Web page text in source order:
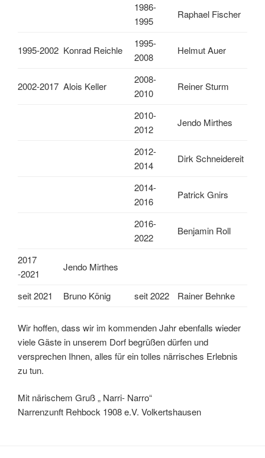
1986-
1995
Raphael Fischer
1995-2002 Konrad Reichle
1995-
2008
Helmut Auer
2002-2017 Alois Keller
2008-
2010
Reiner Sturm
2010-
2012
Jendo Mirthes
2012-
2014
Dirk Schneidereit
2014-
2016
Patrick Gnirs
2016-
2022
Benjamin Roll
2017
-2021
Jendo Mirthes
seit 2021 Bruno König seit 2022 Rainer Behnke
Wir hoffen, dass wir im kommenden Jahr ebenfalls wieder
viele Gäste in unserem Dorf begrüßen dürfen und
versprechen Ihnen, alles für ein tolles närrisches Erlebnis
zu tun.
Mit närischem Gruß „ Narri- Narro“
Narrenzunft Rehbock 1908 e.V. Volkertshausen